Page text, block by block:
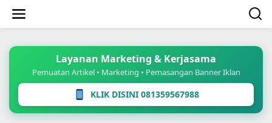
konten
Layanan Marketing & Kerjasama
Pemuatan Artikel • Marketing • Pemasangan Banner Iklan
KLIK DISINI 081359567988